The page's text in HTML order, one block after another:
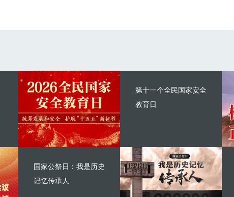
第十一个全民国家安全
教育日
国家公祭日：我是历史
记忆传承人